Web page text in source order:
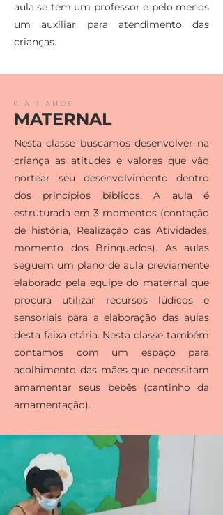
aula se tem um professor e pelo menos
um auxiliar para atendimento das
crianças.
0 A 3 ANOS
MATERNAL
Nesta classe buscamos desenvolver na
criança as atitudes e valores que vão
nortear seu desenvolvimento dentro
dos princípios bíblicos. A aula é
estruturada em 3 momentos (contação
de história, Realização das Atividades,
momento dos Brinquedos). As aulas
seguem um plano de aula previamente
elaborado pela equipe do maternal que
procura utilizar recursos lúdicos e
sensoriais para a elaboração das aulas
desta faixa etária. Nesta classe também
contamos com um espaço para
acolhimento das mães que necessitam
amamentar seus bebês (cantinho da
amamentação).